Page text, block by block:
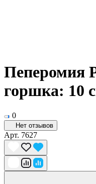
Пеперомия
горшка: 10
0
Нет отзывов
Арт. 7627